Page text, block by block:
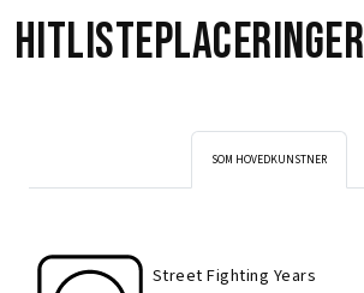
Hitlisteplaceringer
SOM HOVEDKUNSTNER
Street Fighting Years